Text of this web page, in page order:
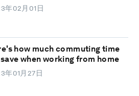
年02月01日
how much commuting time
when working from home
年01月27日